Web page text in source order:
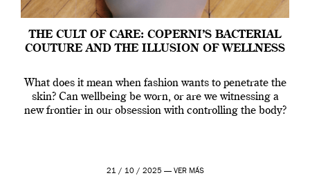
THE CULT OF CARE: COPERNI’S BACTERIAL
COUTURE AND THE ILLUSION OF WELLNESS
What does it mean when fashion wants to penetrate the
skin? Can wellbeing be worn, or are we witnessing a
new frontier in our obsession with controlling the body?
21 / 10 / 2025 — VER MÁS